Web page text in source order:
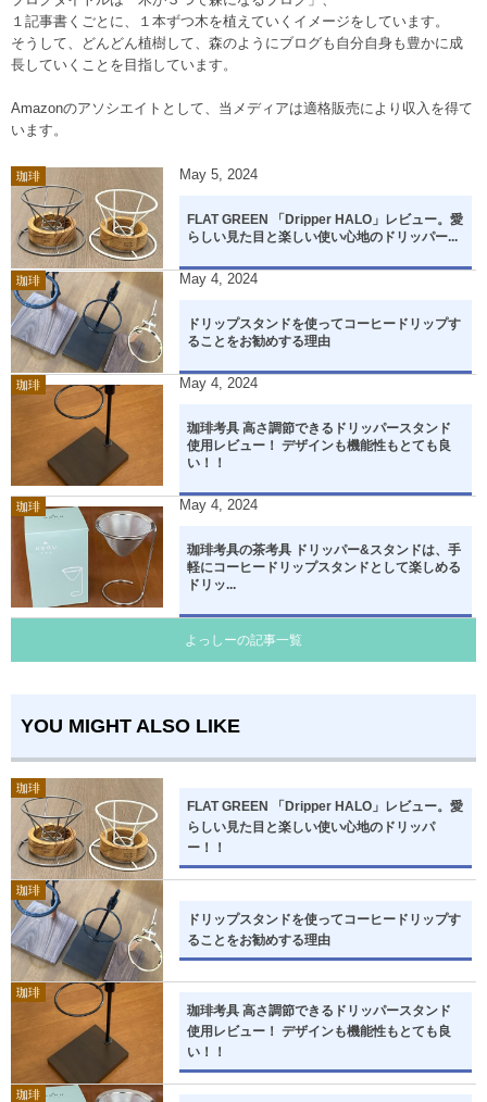
１記事書くごとに、１本ずつ木を植えていくイメージをしています。
そうして、どんどん植樹して、森のようにブログも自分自身も豊かに成
長していくことを目指しています。
Amazonのアソシエイトとして、当メディアは適格販売により収入を得て
います。
珈琲 May 5, 2024
FLAT GREEN 「Dripper HALO」レビュー。愛
らしい見た目と楽しい使い心地のドリッパー...
珈琲 May 4, 2024
ドリップスタンドを使ってコーヒードリップす
ることをお勧めする理由
珈琲 May 4, 2024
珈琲考具 高さ調節できるドリッパースタンド
使用レビュー！ デザインも機能性もとても良
い！！
珈琲 May 4, 2024
珈琲考具の茶考具 ドリッパー&スタンドは、手
軽にコーヒードリップスタンドとして楽しめる
ドリッ...
よっしーの記事一覧
YOU MIGHT ALSO LIKE
珈琲
FLAT GREEN 「Dripper HALO」レビュー。愛
らしい見た目と楽しい使い心地のドリッパ
ー！！
珈琲
ドリップスタンドを使ってコーヒードリップす
ることをお勧めする理由
珈琲
珈琲考具 高さ調節できるドリッパースタンド
使用レビュー！ デザインも機能性もとても良
い！！
珈琲